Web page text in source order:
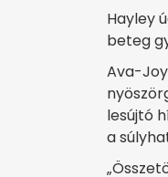
Hayley
beteg
Ava-
lesújtó
a